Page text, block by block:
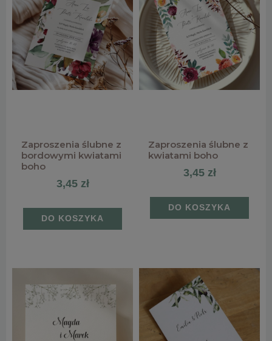
Zaproszenia ślubne z
bordowymi kwiatami
boho
3,45 zł
DO KOSZYKA
Zaproszenia ślubne z
kwiatami boho
3,45 zł
DO KOSZYKA